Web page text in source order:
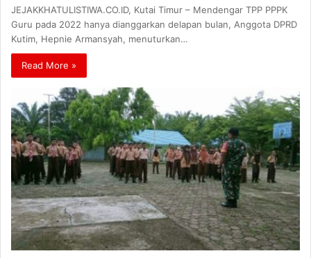
JEJAKKHATULISTIWA.CO.ID, Kutai Timur – Mendengar TPP PPPK
Guru pada 2022 hanya dianggarkan delapan bulan, Anggota DPRD
Kutim, Hepnie Armansyah, menuturkan…
Read More »